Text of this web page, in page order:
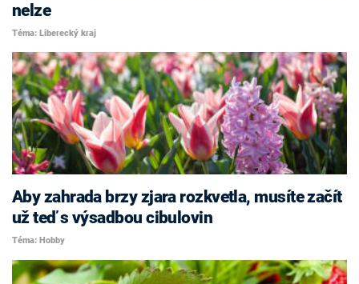
nelze
Téma: Liberecký kraj
Aby zahrada brzy zjara rozkvetla, musíte začít
už teď s výsadbou cibulovin
Téma: Hobby